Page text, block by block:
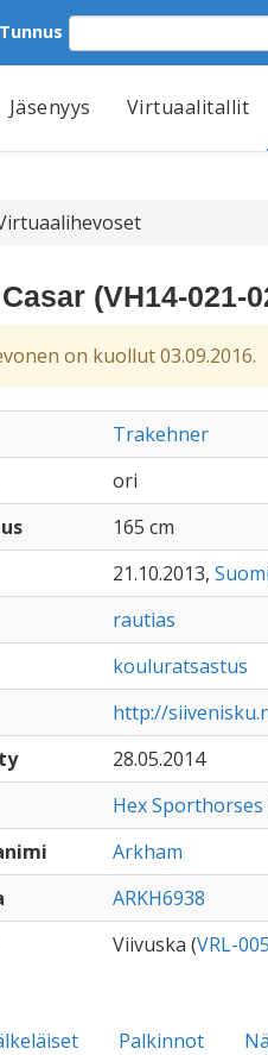
Tunnus
Jäsenyys Virtuaalitallit
(VH14-021-
on kuollut 03.09.2016.
Trakehner
ori
165 cm
21.10.2013, Suomi
rautias
kouluratsastus
http://
28.05.2014
Hex Sporthorses
Arkham
ARKH6938
Viivuska (VRL-
Palkinnot